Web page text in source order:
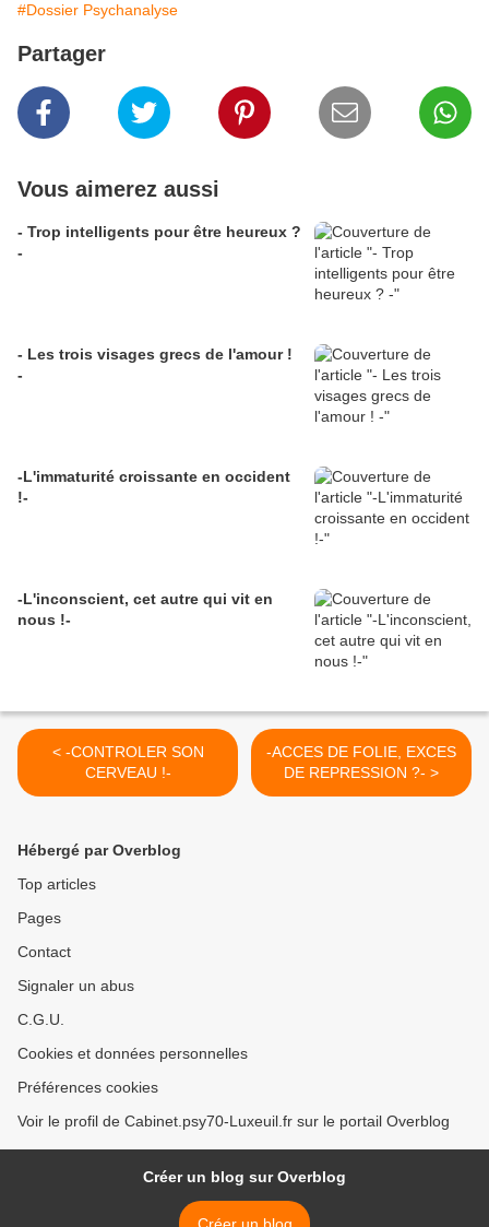
#Dossier Psychanalyse
Partager
Vous aimerez aussi
- Trop intelligents pour être heureux ?
-
- Les trois visages grecs de l'amour !
-
-L'immaturité croissante en occident
!-
-L'inconscient, cet autre qui vit en
nous !-
< -CONTROLER SON
CERVEAU !-
-ACCES DE FOLIE, EXCES
DE REPRESSION ?- >
Hébergé par Overblog
Top articles
Pages
Contact
Signaler un abus
C.G.U.
Cookies et données personnelles
Préférences cookies
Voir le profil de Cabinet.psy70-Luxeuil.fr sur le portail Overblog
Créer un blog sur Overblog